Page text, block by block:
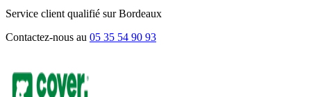
Service client qualifié sur Bordeaux
Contactez-nous au 05 35 54 90 93